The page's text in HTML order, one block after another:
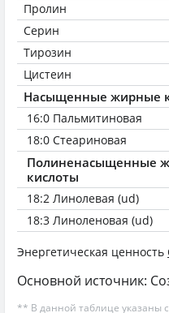
Пролин
Серин
Тирозин
Цистеин
Насыщенные жирные
16:0 Пальмитиновая
18:0 Стеариновая
Полиненасыщенные
кислоты
18:2 Линолевая (ud)
18:3 Линоленовая (ud)
Энергетическая ценность
Основной источник:
** В данной таблице указаны